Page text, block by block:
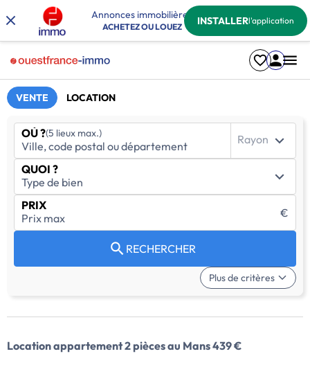
Annonces immobilières
ACHETEZ OU LOUEZ INSTALLERl'application
VENTE LOCATION
OÙ ?(5 lieux max.) Rayon
QUOI ?
PRIX
€
RECHERCHER
Plus de critères
Location appartement 2 pièces au Mans 439 €